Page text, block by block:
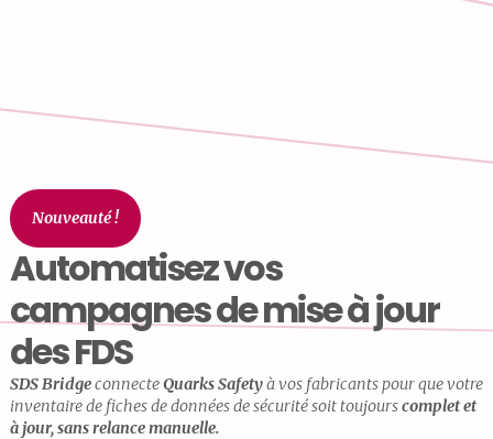
Nouveauté !
Automatisez vos
campagnes de mise à jour
des FDS
SDS BridgeconnecteQuarks Safetyà vos fabricants pour que votre
inventaire de fiches de données de sécurité soit toujourscomplet et
à jour, sans relance manuelle.